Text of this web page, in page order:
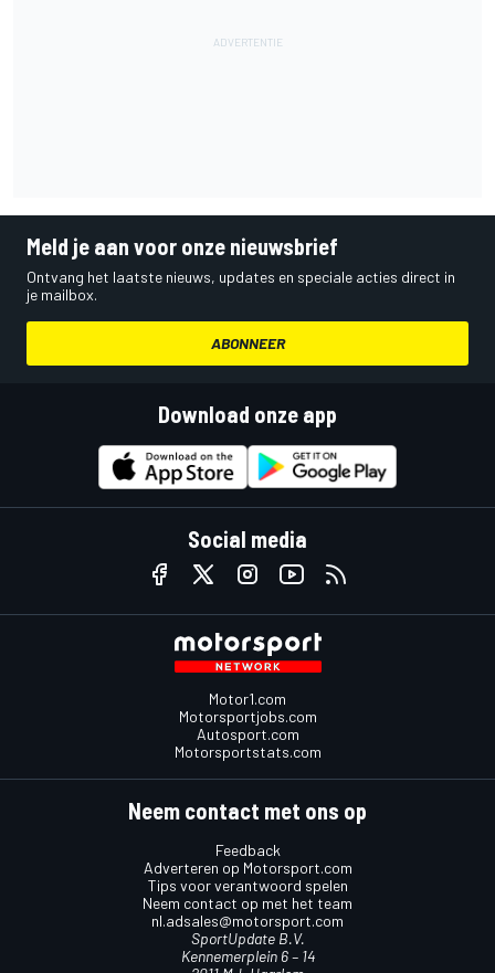
Meld je aan voor onze nieuwsbrief
Ontvang het laatste nieuws, updates en speciale acties direct in
je mailbox.
ABONNEER
Download onze app
Social media
Motor1.com
Motorsportjobs.com
Autosport.com
Motorsportstats.com
Neem contact met ons op
Feedback
Adverteren op Motorsport.com
Tips voor verantwoord spelen
Neem contact op met het team
nl.adsales@motorsport.com
SportUpdate B.V.
Kennemerplein 6 – 14